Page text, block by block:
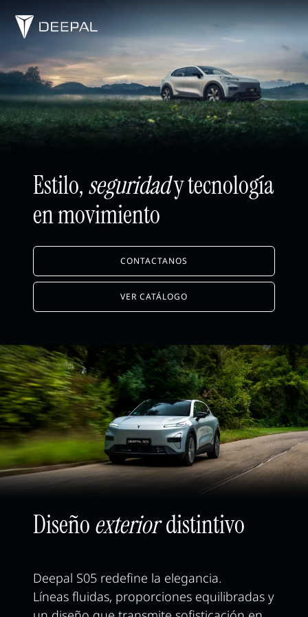
Estilo,seguridady tecnología
en movimiento
CONTACTANOS
VER CATÁLOGO
Diseñoexteriordistintivo
Deepal S05 redefine la elegancia.
Líneas fluidas, proporciones equilibradas y